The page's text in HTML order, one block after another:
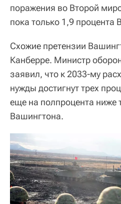
поражения во Второй
пока только 1,9 процента
Схожие претензии
Канберре. Министр
заявил, что к 2033-му
нужды достигнут трех
еще на полпроцента ниже
Вашингтона.